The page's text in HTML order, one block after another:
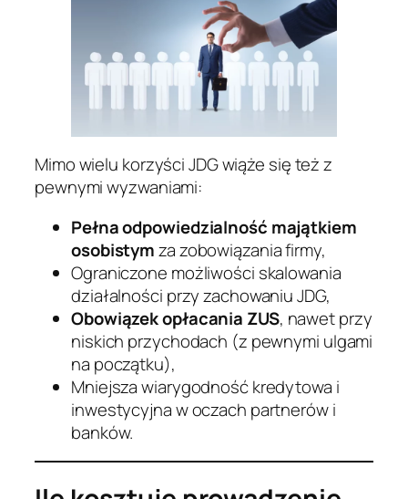
Mimo wielu korzyści JDG wiąże się też z
pewnymi wyzwaniami:
Pełna odpowiedzialność majątkiem
osobistymza zobowiązania firmy,
Ograniczone możliwości skalowania
działalności przy zachowaniu JDG,
Obowiązek opłacania ZUS, nawet przy
niskich przychodach (z pewnymi ulgami
na początku),
Mniejsza wiarygodność kredytowa i
inwestycyjna w oczach partnerów i
banków.